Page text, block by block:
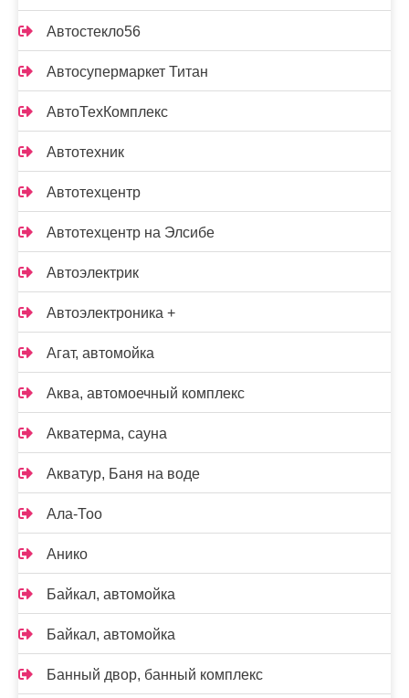
Автостекло56
Автосупермаркет Титан
АвтоТехКомплекс
Автотехник
Автотехцентр
Автотехцентр на Элсибе
Автоэлектрик
Автоэлектроника +
Агат, автомойка
Аква, автомоечный комплекс
Акватерма, сауна
Акватур, Баня на воде
Ала-Тоо
Анико
Байкал, автомойка
Байкал, автомойка
Банный двор, банный комплекс